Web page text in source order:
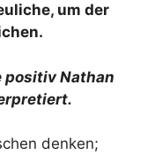
um der
positiv Nathan
denken;